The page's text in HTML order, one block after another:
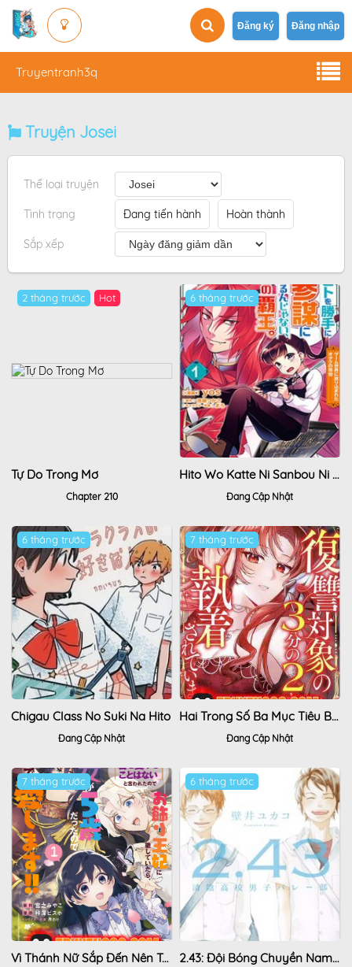
Đăng ký Đăng nhập
Truyentranh3q
Truyện Josei
Thể loại truyện
Tình trạng Đang tiến hành Hoàn thành
Sắp xếp
2 tháng trước
Tự Do Trong Mơ
Chapter 210
6 tháng trước
Hito Wo Katte Ni Sanbou Ni Surun Janai, Kono Haou. Game Sekai No Hourikomareta Otaku No Kurou
Đang Cập Nhật
6 tháng trước
Chigau Class No Suki Na Hito
Đang Cập Nhật
7 tháng trước
Hai Trong Số Ba Mục Tiêu Báo Thù Đều Mê Muội Tôi
Đang Cập Nhật
7 tháng trước
Vì Thánh Nữ Sắp Đến Nên Ta Không Yêu Nàng, Nhưng Hóa Ra Thánh Nữ Mới 5 Tuổi Nên Ta Sẽ Cưng Chiều Hết Mực!!
6 tháng trước
2.43: Đội Bóng Chuyền Nam Cao Trung Seiin